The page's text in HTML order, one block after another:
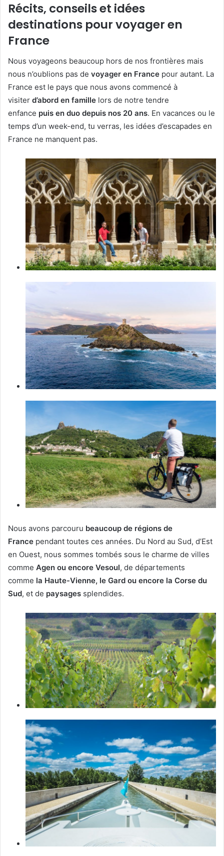
Récits, conseils et idées
destinations pour voyager en
France
Nous voyageons beaucoup hors de nos frontières mais
nous n’oublions pas de voyager en France pour autant. La
France est le pays que nous avons commencé à
visiter d’abord en famille lors de notre tendre
enfance puis en duo depuis nos 20 ans. En vacances ou le
temps d’un week-end, tu verras, les idées d’escapades en
France ne manquent pas.
Nous avons parcouru beaucoup de régions de
France pendant toutes ces années. Du Nord au Sud, d’Est
en Ouest, nous sommes tombés sous le charme de villes
comme Agen ou encore Vesoul, de départements
comme la Haute-Vienne, le Gard ou encore la Corse du
Sud, et de paysages splendides.